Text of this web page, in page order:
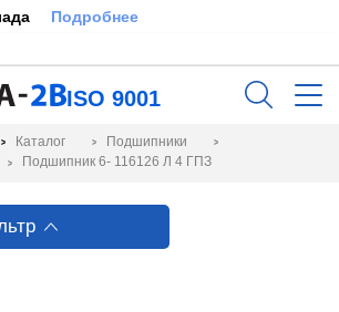
Подробнее
ISO 9001
Каталог
Подшипники
Подшипник 6- 116126 Л 4 ГПЗ